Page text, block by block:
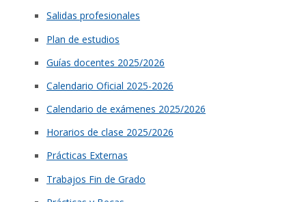
Salidas profesionales
Plan de estudios
Guías docentes 2025/2026
Calendario Oficial 2025-2026
Calendario de exámenes 2025/2026
Horarios de clase 2025/2026
Prácticas Externas
Trabajos Fin de Grado